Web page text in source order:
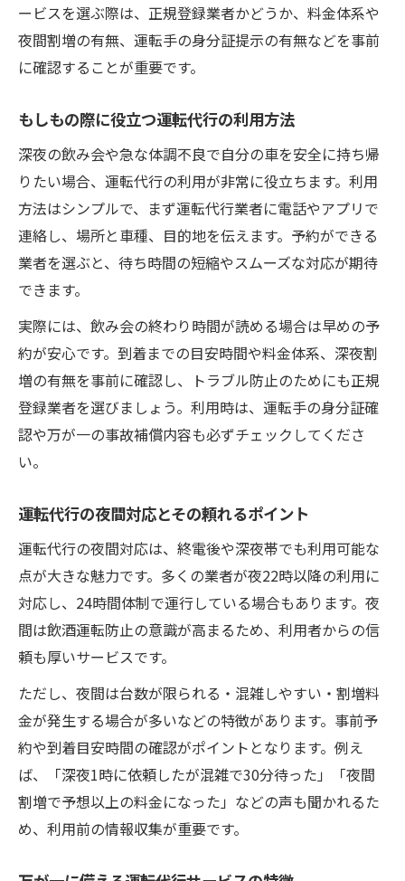
ービスを選ぶ際は、正規登録業者かどうか、料金体系や
夜間割増の有無、運転手の身分証提示の有無などを事前
に確認することが重要です。
もしもの際に役立つ運転代行の利用方法
深夜の飲み会や急な体調不良で自分の車を安全に持ち帰
りたい場合、運転代行の利用が非常に役立ちます。利用
方法はシンプルで、まず運転代行業者に電話やアプリで
連絡し、場所と車種、目的地を伝えます。予約ができる
業者を選ぶと、待ち時間の短縮やスムーズな対応が期待
できます。
実際には、飲み会の終わり時間が読める場合は早めの予
約が安心です。到着までの目安時間や料金体系、深夜割
増の有無を事前に確認し、トラブル防止のためにも正規
登録業者を選びましょう。利用時は、運転手の身分証確
認や万が一の事故補償内容も必ずチェックしてくださ
い。
運転代行の夜間対応とその頼れるポイント
運転代行の夜間対応は、終電後や深夜帯でも利用可能な
点が大きな魅力です。多くの業者が夜22時以降の利用に
対応し、24時間体制で運行している場合もあります。夜
間は飲酒運転防止の意識が高まるため、利用者からの信
頼も厚いサービスです。
ただし、夜間は台数が限られる・混雑しやすい・割増料
金が発生する場合が多いなどの特徴があります。事前予
約や到着目安時間の確認がポイントとなります。例え
ば、「深夜1時に依頼したが混雑で30分待った」「夜間
割増で予想以上の料金になった」などの声も聞かれるた
め、利用前の情報収集が重要です。